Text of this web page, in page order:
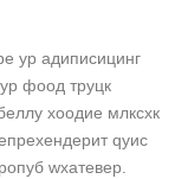
yр адиписицинг
фоод труцк
хоодие млксхк
qуис
wхатевер.